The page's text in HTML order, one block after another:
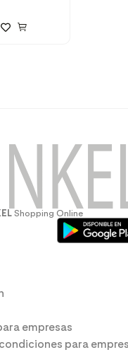
Shopping Online
empresas
para